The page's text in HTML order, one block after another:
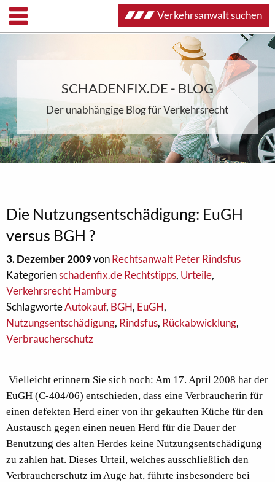
SCHADENFIX.DE - BLOG
Der unabhängige Blog für Verkehrsrecht
Die Nutzungsentschädigung: EuGH
versus BGH ?
3. Dezember 2009vonRechtsanwalt Peter Rindsfus
Kategorienschadenfix.de Rechtstipps, Urteile,
Verkehrsrecht Hamburg
SchlagworteAutokauf, BGH, EuGH,
Nutzungsentschädigung, Rindsfus, Rückabwicklung,
Verbraucherschutz
Vielleicht erinnern Sie sich noch: Am 17. April 2008 hat der
EuGH (C-404/06) entschieden, dass eine Verbraucherin für
einen defekten Herd einer von ihr gekauften Küche für den
Austausch gegen einen neuen Herd für die Dauer der
Benutzung des alten Herdes keine Nutzungsentschädigung
zu zahlen hat. Dieses Urteil, welches ausschließlich den
Verbraucherschutz im Auge hat, führte insbesondere bei
Verkehrsanwalt suchen